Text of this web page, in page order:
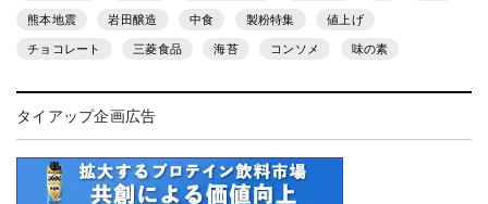
熊本地震 岩田醸造 中食 製粉特集 値上げ
チョコレート 三菱食品 海苔 コンソメ 味の素
タイアップ企画広告